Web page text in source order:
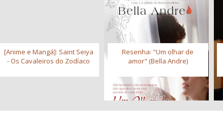
[Anime e Mangá]: Saint Seiya
- Os Cavaleiros do Zodíaco
Resenha: "Um olhar de
amor" (Bella Andre)